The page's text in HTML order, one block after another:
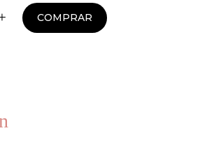
SILA™
COMPRAR